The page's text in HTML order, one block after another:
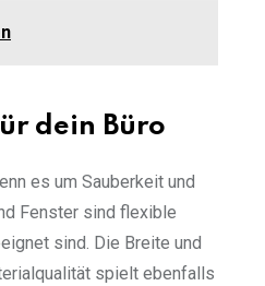
dein Büro
es um Sauberkeit und
Fenster sind flexible
sind. Die Breite und
spielt ebenfalls